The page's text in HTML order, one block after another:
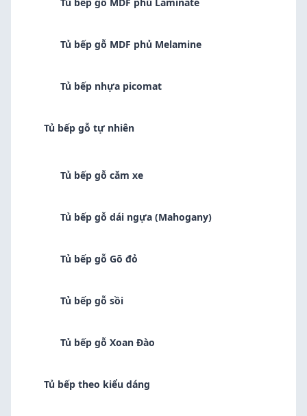
Tủ bếp gỗ MDF phủ Melamine
Tủ bếp nhựa picomat
Tủ bếp gỗ tự nhiên
Tủ bếp gỗ căm xe
Tủ bếp gỗ dái ngựa (Mahogany)
Tủ bếp gỗ Gõ đỏ
Tủ bếp gỗ sồi
Tủ bếp gỗ Xoan Đào
Tủ bếp theo kiểu dáng